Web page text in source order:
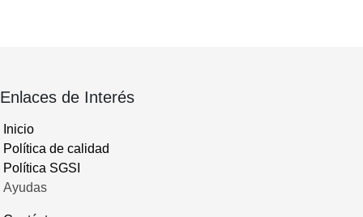
Enlaces de Interés
Inicio
Política de calidad
Política SGSI
Ayudas